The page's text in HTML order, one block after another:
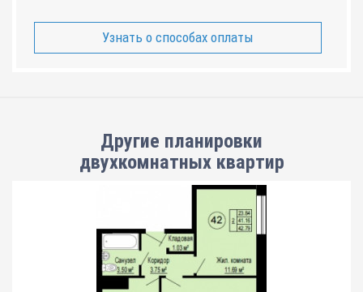
Узнать о способах оплаты
Другие планировки
двухкомнатных квартир